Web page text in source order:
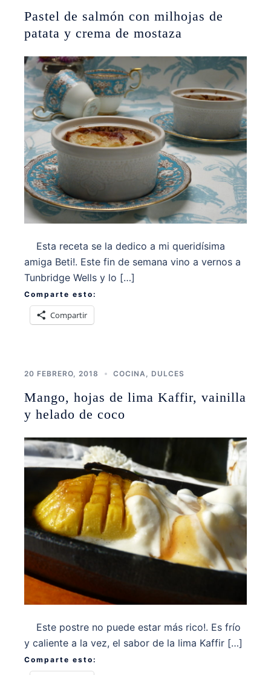
Pastel de salmón con milhojas de
patata y crema de mostaza
Esta receta se la dedico a mi queridísima
amiga Beti!. Este fin de semana vino a vernos a
Tunbridge Wells y lo […]
Comparte esto:
Compartir
20 FEBRERO, 2018 COCINA DULCES
Mango, hojas de lima Kaffir, vainilla
y helado de coco
Este postre no puede estar más rico!. Es frío
y caliente a la vez, el sabor de la lima Kaffir […]
Comparte esto: